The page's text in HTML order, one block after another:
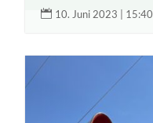
 10. Juni 2023 | 15:40